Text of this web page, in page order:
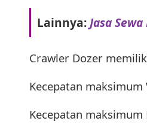
Lainnya:Jasa
Crawler Dozer
Kecepatan
Kecepatan